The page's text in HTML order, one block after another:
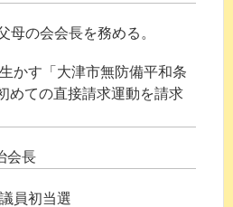
会会長を務める。
かす「大津市無防備平和条
めての直接請求運動を請求
会長
員初当選